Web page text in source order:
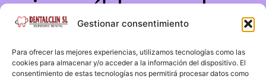
Gestionar consentimiento
Para ofrecer las mejores experiencias, utilizamos tecnologías como las
cookies para almacenar y/o acceder a la información del dispositivo. El
consentimiento de estas tecnologías nos permitirá procesar datos como
increíble, ¡vuelve
pronto!